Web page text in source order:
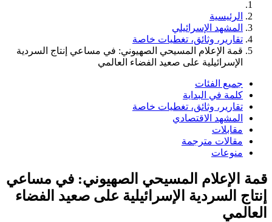
الرئيسية
المشهد الإسرائيلي
تقارير، وثائق، تغطيات خاصة
قمة الإعلام المسيحي الصهيوني: في مساعي إنتاج السردية
الإسرائيلية على صعيد الفضاء العالمي
جميع الفئات
كلمة في البداية
تقارير، وثائق، تغطيات خاصة
المشهد الاقتصادي
مقابلات
مقالات مترجمة
منوعات
قمة الإعلام المسيحي الصهيوني: في مساعي
إنتاج السردية الإسرائيلية على صعيد الفضاء
العالمي